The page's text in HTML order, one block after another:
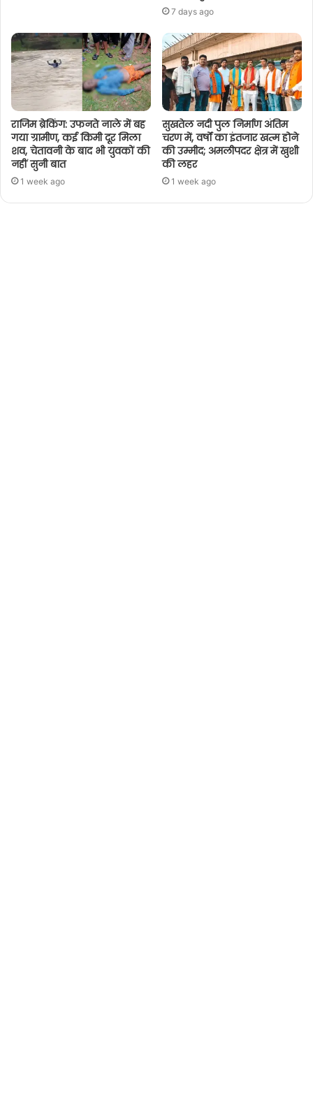
7 days ago
राजिम ब्रेकिंग: उफनते नाले में बह
गया ग्रामीण, कई किमी दूर मिला
शव, चेतावनी के बाद भी युवकों की
नहीं सुनी बात
1 week ago
सुखतेल नदी पुल निर्माण अंतिम
चरण में, वर्षों का इंतजार खत्म होने
की उम्मीद; अमलीपदर क्षेत्र में खुशी
की लहर
1 week ago